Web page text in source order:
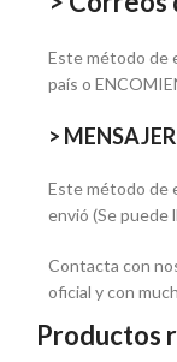
Este método de
país o
>
Este método de
envió (Se puede
Contacta con
oficial y con
Productos